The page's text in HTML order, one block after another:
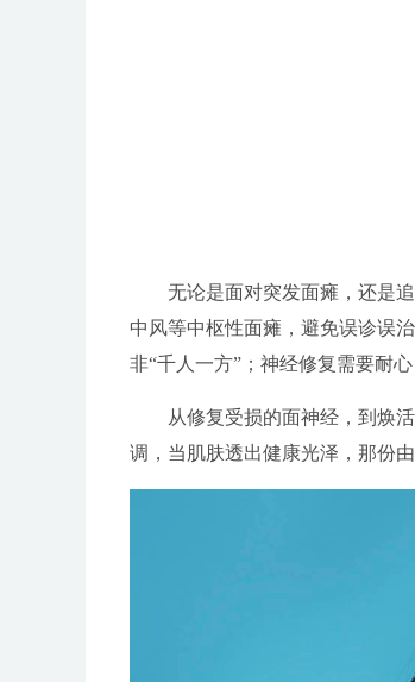
无论是面对突发面瘫，还是追
中风等中枢性面瘫，避免误诊误
非“千人一方”；神经修复需要耐
从修复受损的面神经，到焕活
调，当肌肤透出健康光泽，那份